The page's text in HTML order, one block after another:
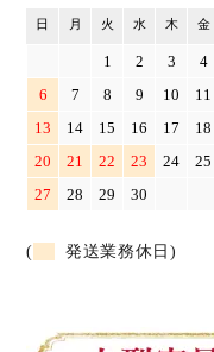
日 月 火 水 木 金
1 2 3 4
6
7 8 9 10 11
13
14 15 16 17 18
20
21 22 23 24 25
27
28 29 30
( 発送業務休日)